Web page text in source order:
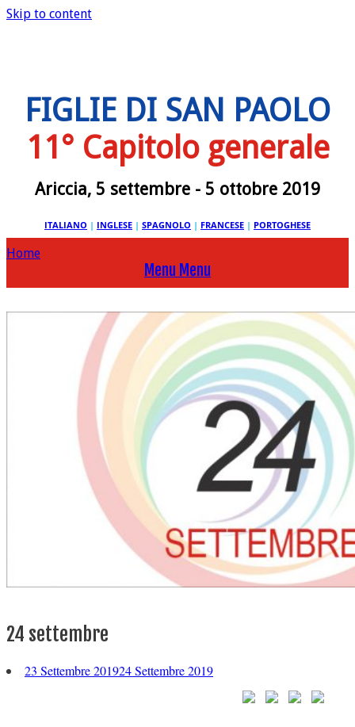
Skip to content
FIGLIE DI SAN PAOLO
11° Capitolo generale
Ariccia, 5 settembre - 5 ottobre 2019
ITALIANO | INGLESE | SPAGNOLO | FRANCESE | PORTOGHESE
Home
Menu Menu
24 settembre
23 Settembre 201924 Settembre 2019